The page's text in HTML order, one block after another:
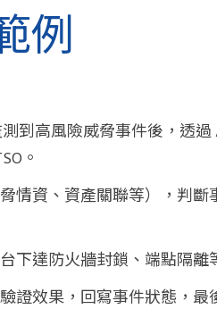
例
到高風險威脅事件後，透過
。
情資、資產關聯等），判斷
下達防火牆封鎖、端點隔離
證效果，回寫事件狀態，最